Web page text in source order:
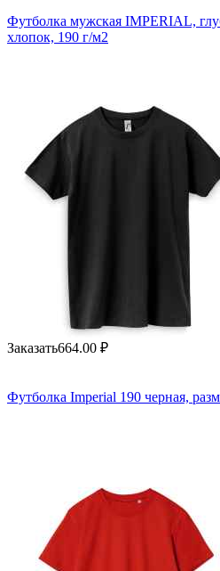
Футболка мужская IMPERIAL,
хлопок, 190 г/м2
Заказать664.00 ₽
Футболка Imperial 190 черная,